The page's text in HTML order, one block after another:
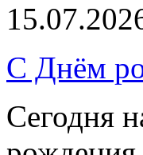
С Днём
Сегодня